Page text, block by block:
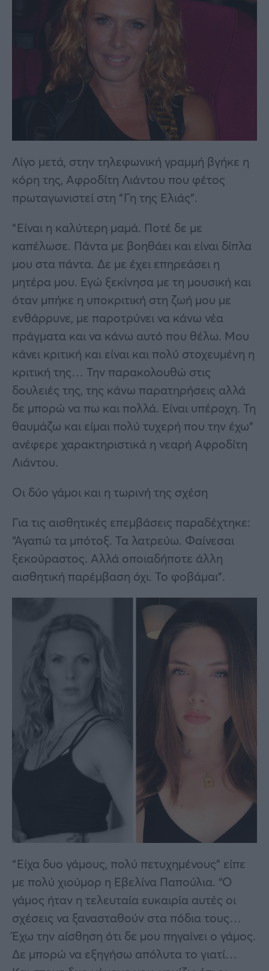
Λίγο μετά, στην τηλεφωνική γραμμή βγήκε η
κόρη της, Αφροδίτη Λιάντου που φέτος
πρωταγωνιστεί στη “Γη της Ελιάς”.
“Είναι η καλύτερη μαμά. Ποτέ δε με
καπέλωσε. Πάντα με βοηθάει και είναι δίπλα
μου στα πάντα. Δε με έχει επηρεάσει η
μητέρα μου. Εγώ ξεκίνησα με τη μουσική και
όταν μπήκε η υποκριτική στη ζωή μου με
ενθάρρυνε, με παροτρύνει να κάνω νέα
πράγματα και να κάνω αυτό που θέλω. Μου
κάνει κριτική και είναι και πολύ στοχευμένη η
κριτική της… Την παρακολουθώ στις
δουλειές της, της κάνω παρατηρήσεις αλλά
δε μπορώ να πω και πολλά. Είναι υπέροχη. Τη
θαυμάζω και είμαι πολύ τυχερή που την έχω”
ανέφερε χαρακτηριστικά η νεαρή Αφροδίτη
Λιάντου.
Οι δύο γάμοι και η τωρινή της σχέση
Για τις αισθητικές επεμβάσεις παραδέχτηκε:
“Αγαπώ τα μπότοξ. Τα λατρεύω. Φαίνεσαι
ξεκούραστος. Αλλά οποιαδήποτε άλλη
αισθητική παρέμβαση όχι. Το φοβάμαι”.
“Είχα δυο γάμους, πολύ πετυχημένους” είπε
με πολύ χιούμορ η Εβελίνα Παπούλια. “Ο
γάμος ήταν η τελευταία ευκαιρία αυτές οι
σχέσεις να ξανασταθούν στα πόδια τους…
Έχω την αίσθηση ότι δε μου πηγαίνει ο γάμος.
Δε μπορώ να εξηγήσω απόλυτα το γιατί…